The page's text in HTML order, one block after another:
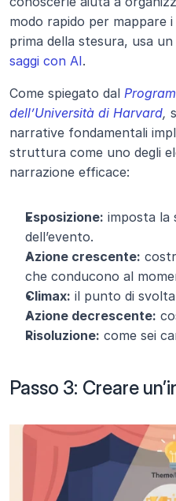
modo rapido per mappare
prima della stesura, usa un
saggi con AI.
Come spiegato dal
dell’Università di Harvard,
narrative fondamentali
struttura come uno degli
narrazione efficace:
Esposizione: imposta la
dell’evento.
Azione crescente:
che conducono al
Climax: il punto di
Azione decrescente:
Risoluzione: come sei
Passo 3: Creare